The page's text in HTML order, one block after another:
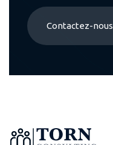
Contactez-nous